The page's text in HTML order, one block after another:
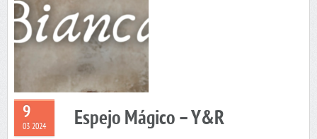
9
03 2024 Espejo Mágico – Y&R